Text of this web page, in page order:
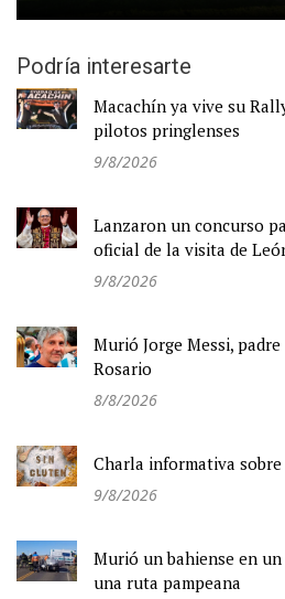
Podría interesarte
Macachín ya vive su
pilotos pringlenses
9/8/2026
Lanzaron un concurso
oficial de la visita de
9/8/2026
Murió Jorge Messi,
Rosario
8/8/2026
Charla informativa
9/8/2026
Murió un bahiense en
una ruta pampeana